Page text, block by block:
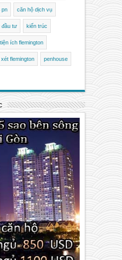
pn căn hộ dịch vụ
đầu tư kiến trúc
tiện ích flemington
flemington penhouse